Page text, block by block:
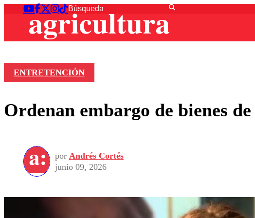
ENTRETENCIÓN
Ordenan embargo de bienes
por Andrés Cortés
junio 09, 2026